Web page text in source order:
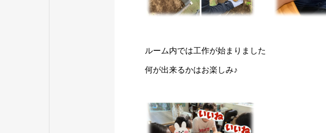
ルーム内では工作が始まりました
何が出来るかはお楽しみ♪